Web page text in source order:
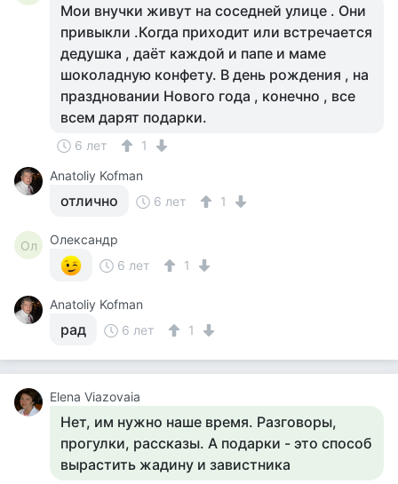
Мои внучки живут на соседней улице . Они
привыкли .Когда приходит или встречается
дедушка , даёт каждой и папе и маме
шоколадную конфету. В день рождения , на
праздновании Нового года , конечно , все
всем дарят подарки.
6 лет
1
Anatoliy Kofman
отлично 6 лет 1
Ол
Олександр
6 лет
1
Anatoliy Kofman
рад 6 лет 1
Elena Viazovaia
Нет, им нужно наше время. Разговоры,
прогулки, рассказы. А подарки - это способ
вырастить жадину и завистника